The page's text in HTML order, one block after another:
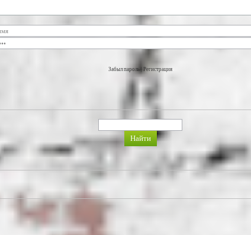
Забыл пароль Регистрация